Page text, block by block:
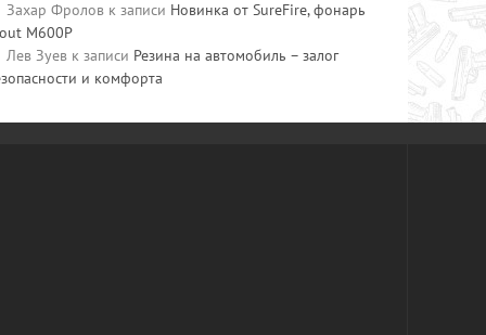
Захар Фролов к записи Новинка от SureFire, фонарь
M600P
Лев Зуев к записи Резина на автомобиль – залог
и комфорта